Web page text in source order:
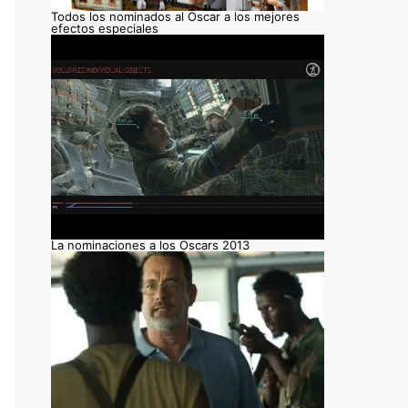
Todos los nominados al Oscar a los mejores
efectos especiales
La nominaciones a los Oscars 2013